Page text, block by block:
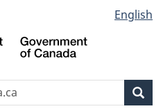
au
contenu
propos
de
la
HTML
simplifiée
English